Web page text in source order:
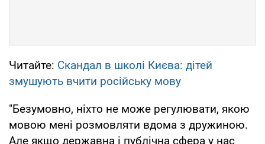
Читайте: Скандал в школі Києва: дітей
змушують вчити російську мову
"Безумовно, ніхто не може регулювати, якою
мовою мені розмовляти вдома з дружиною.
Але якщо державна і публічна сфера у нас